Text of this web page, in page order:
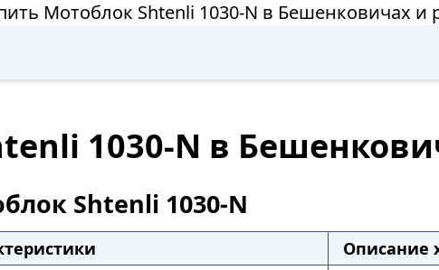
Мотоблок Shtenli 1030-N в Бешенковичах и
1030-N в
Shtenli 1030-N
Описание